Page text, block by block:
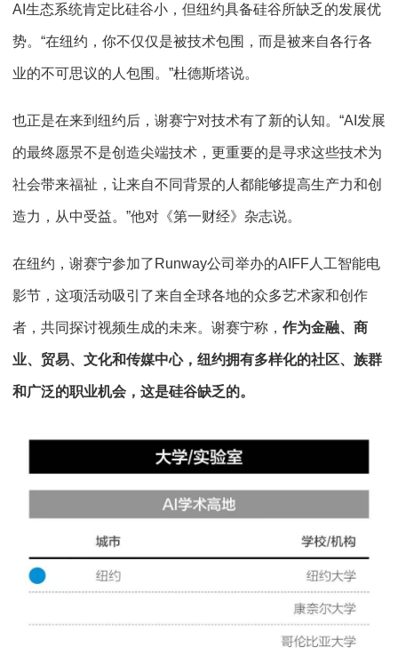
AI生态系统肯定比硅谷小，但纽约具备硅谷所缺乏的发展优
势。“在纽约，你不仅仅是被技术包围，而是被来自各行各
业的不可思议的人包围。”杜德斯塔说。
也正是在来到纽约后，谢赛宁对技术有了新的认知。“AI发展
的最终愿景不是创造尖端技术，更重要的是寻求这些技术为
社会带来福祉，让来自不同背景的人都能够提高生产力和创
造力，从中受益。”他对《第一财经》杂志说。
在纽约，谢赛宁参加了Runway公司举办的AIFF人工智能电
影节，这项活动吸引了来自全球各地的众多艺术家和创作
者，共同探讨视频生成的未来。谢赛宁称， 作为金融、商
业、贸易、文化和传媒中心，纽约拥有多样化的社区、族群
和广泛的职业机会，这是硅谷缺乏的。